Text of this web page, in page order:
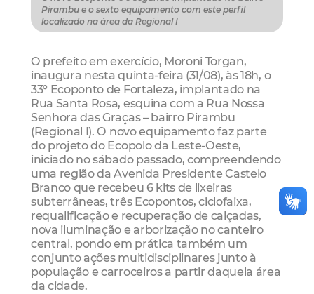
Pirambu e o sexto equipamento com este perfil
localizado na área da Regional I
O prefeito em exercício, Moroni Torgan,
inaugura nesta quinta-feira (31/08), às 18h, o
33º Ecoponto de Fortaleza, implantado na
Rua Santa Rosa, esquina com a Rua Nossa
Senhora das Graças – bairro Pirambu
(Regional I). O novo equipamento faz parte
do projeto do Ecopolo da Leste-Oeste,
iniciado no sábado passado, compreendendo
uma região da Avenida Presidente Castelo
Branco que recebeu 6 kits de lixeiras
subterrâneas, três Ecopontos, ciclofaixa,
requalificação e recuperação de calçadas,
nova iluminação e arborização no canteiro
central, pondo em prática também um
conjunto ações multidisciplinares junto à
população e carroceiros a partir daquela área
da cidade.